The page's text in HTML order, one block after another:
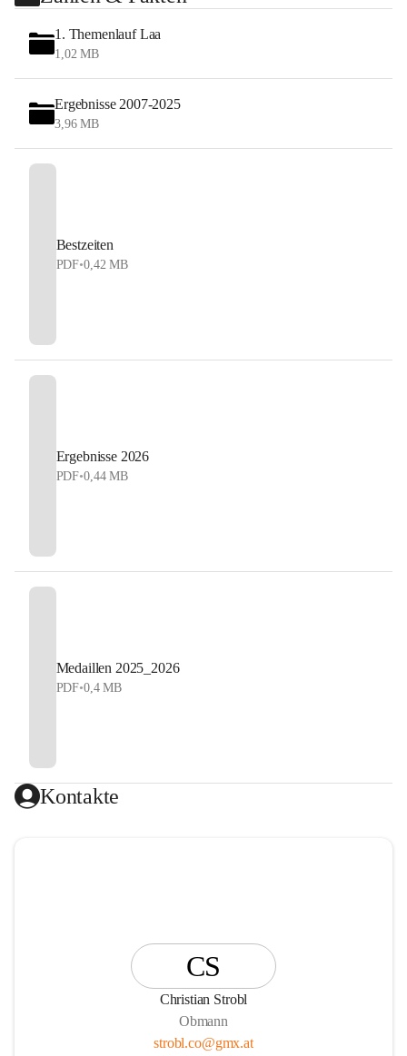
1. Themenlauf Laa
1,02 MB
Ergebnisse 2007-2025
3,96 MB
Bestzeiten
PDF•0,42 MB
Ergebnisse 2026
PDF•0,44 MB
Medaillen 2025_2026
PDF•0,4 MB
Kontakte
CS
Christian Strobl
Obmann
strobl.co@gmx.at